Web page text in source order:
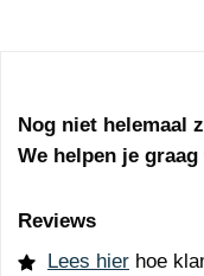
Nog niet helemaal
We helpen je graag
Reviews
Lees hier hoe